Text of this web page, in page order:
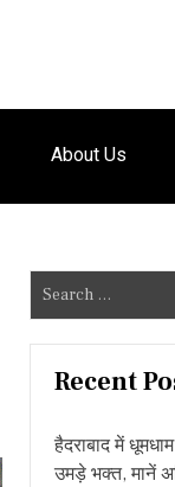
About Us
e
a
Recent
हैदराबाद में
उमड़े भक्त, मानें